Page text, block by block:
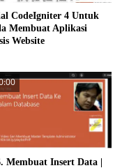
CodeIgniter 4 Untuk
Membuat Aplikasi
Website
Membuat Insert Data |